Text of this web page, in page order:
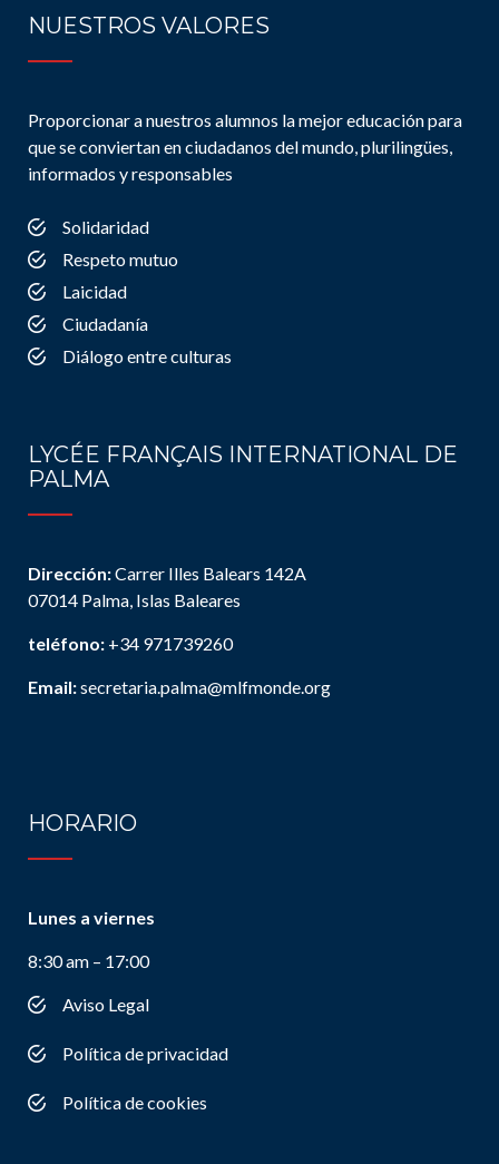
NUESTROS VALORES
Proporcionar a nuestros alumnos la mejor educación para
que se conviertan en ciudadanos del mundo, plurilingües,
informados y responsables
Solidaridad
Respeto mutuo
Laicidad
Ciudadanía
Diálogo entre culturas
LYCÉE FRANÇAIS INTERNATIONAL DE
PALMA
Dirección:Carrer Illes Balears 142A
07014 Palma, Islas Baleares
teléfono: +34 971739260
Email:secretaria.palma@mlfmonde.org
HORARIO
Lunes a viernes
8:30 am – 17:00
Aviso Legal
Política de privacidad
Política de cookies